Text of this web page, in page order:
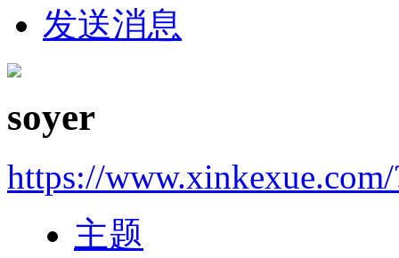
发送消息
soyer
https://
主题